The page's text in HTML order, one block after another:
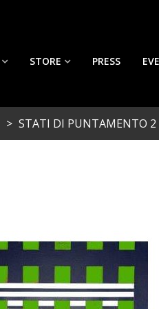
STORE PRESS
> STATI DI PUNTAMENTO 2